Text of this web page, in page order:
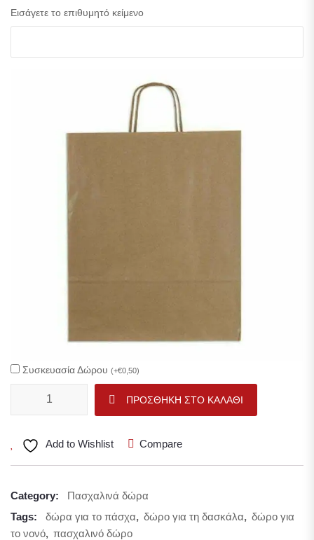
Εισάγετε το επιθυμητό κείμενο
Συσκευασία Δώρου (+€0,50)
ΠΡΟΣΘΉΚΗ ΣΤΟ ΚΑΛΆΘΙ
Add to Wishlist Compare
Category:
Πασχαλινά δώρα
Tags:
δώρα για το πάσχα, δώρο για τη δασκάλα, δώρο για
το νονό, πασχαλινό δώρο